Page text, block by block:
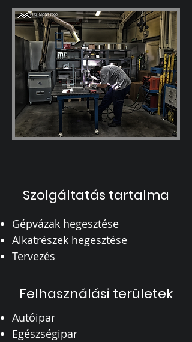
Szolgáltatás tartalma
Gépvázak hegesztése
Alkatrészek hegesztése
Tervezés
Felhasználási területek
Autóipar
Egészségipar